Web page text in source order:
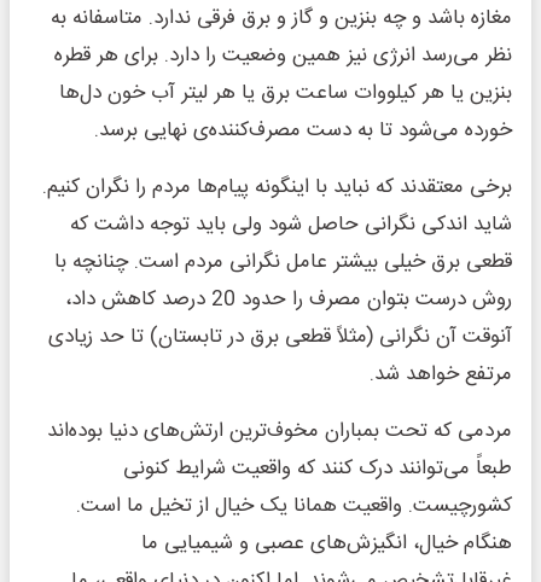
مغازه باشد و چه بنزین و گاز و برق فرقی ندارد. متاسفانه به
نظر می‌رسد انرژی نیز همین وضعیت را دارد. برای هر قطره
بنزین یا هر کیلووات ساعت برق یا هر لیتر آب خون دل‌ها
خورده می‌شود تا به دست مصرف‌کننده‌ی نهایی برسد.
برخی معتقدند که نباید با اینگونه پیام‌ها مردم را نگران کنیم.
شاید اندکی نگرانی حاصل شود ولی باید توجه داشت که
قطعی برق خیلی بیشتر عامل نگرانی مردم است. چنانچه با
روش درست بتوان مصرف را حدود 20 درصد کاهش داد،
آنوقت آن نگرانی (مثلاً قطعی برق در تابستان) تا حد زیادی
مرتفع خواهد شد.
مردمی که تحت بمباران مخوف‌ترین ارتش‌های دنیا بوده‌اند
طبعاً می‌توانند درک کنند که واقعیت شرایط کنونی
کشورچیست. واقعیت همانا یک خیال از تخیل ما است.
هنگام خیال، انگیزش‌های عصبی و شیمیایی ما